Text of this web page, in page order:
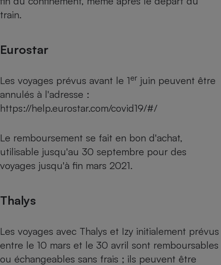
train.
Eurostar
Les voyages prévus avant le 1er juin peuvent être
annulés à l'adresse :
https://help.eurostar.com/covid19/#/
Le remboursement se fait en bon d'achat,
utilisable jusqu'au 30 septembre pour des
voyages jusqu'à fin mars 2021.
Thalys
Les voyages avec Thalys et Izy initialement prévus
entre le 10 mars et le 30 avril sont remboursables
ou échangeables sans frais ; ils peuvent être